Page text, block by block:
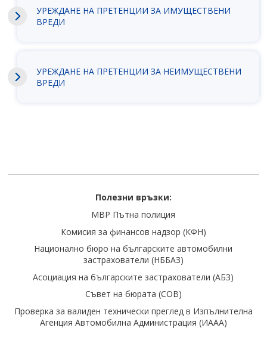
УРЕЖДАНЕ НА ПРЕТЕНЦИИ ЗА ИМУЩЕСТВЕНИ
ВРЕДИ
УРЕЖДАНЕ НА ПРЕТЕНЦИИ ЗА НЕИМУЩЕСТВЕНИ
ВРЕДИ
Полезни връзки:
МВР Пътна полиция
Комисия за финансов надзор (КФН)
Национално бюро на българските автомобилни
застрахователи (НББАЗ)
Асоциация на българските застрахователи (АБЗ)
Съвет на бюрата (COB)
Проверка за валиден теxнически преглед в Изпълнителна
Агенция Автомобилна Администрация (ИААА)